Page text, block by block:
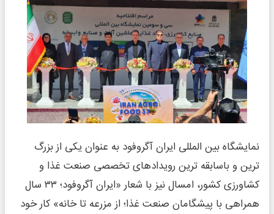
نمایشگاه بین المللی ایران آگروفود به عنوان یکی از بزرگ
ترین و باسابقه ترین رویدادهای تخصصی صنعت غذا و
کشاورزی کشور، امسال نیز با شعار «ایران آگروفود؛ ۳۳ سال
همراهی با پیشگامان صنعت غذا؛ از مزرعه تا خانه» کار خود